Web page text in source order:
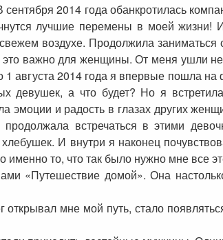
2014 года обанкротилась
лучшие перемены в моей жизни!
воздухе. Продолжила
это важно для женщины. От меня ушли
1 августа 2014 года я впервые пошла
девушек, а что будет? Но я
и радость в глазах других
встречаться в этими
И внутри я наконец
то, что так было нужно мне все
«Путешествие домой». Она
мне мой путь, стало